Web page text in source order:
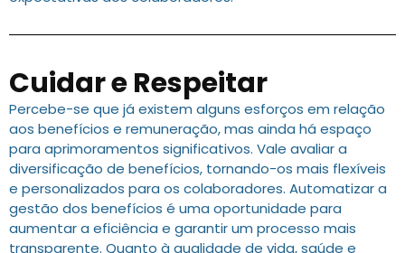
Cuidar e Respeitar
Percebe-se que já existem alguns esforços em relação
aos benefícios e remuneração, mas ainda há espaço
para aprimoramentos significativos. Vale avaliar a
diversificação de benefícios, tornando-os mais flexíveis
e personalizados para os colaboradores. Automatizar a
gestão dos benefícios é uma oportunidade para
aumentar a eficiência e garantir um processo mais
transparente. Quanto à qualidade de vida, saúde e